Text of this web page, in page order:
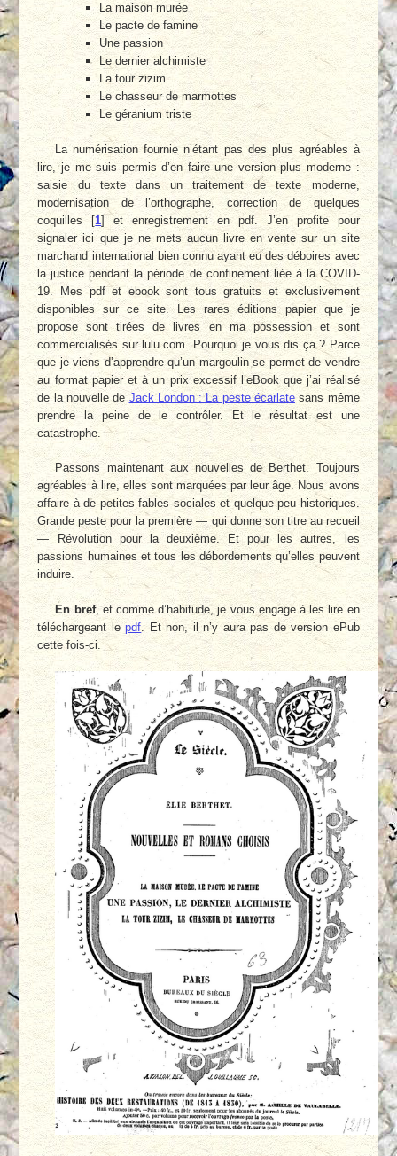
La maison murée
Le pacte de famine
Une passion
Le dernier alchimiste
La tour zizim
Le chasseur de marmottes
Le géranium triste
La numérisation fournie n’étant pas des plus agréables à
lire, je me suis permis d’en faire une version plus moderne :
saisie du texte dans un traitement de texte moderne,
modernisation de l’orthographe, correction de quelques
coquilles [1]
et enregistrement en pdf. J’en profite pour
signaler ici que je ne mets aucun livre en vente sur un site
marchand international bien connu ayant eu des déboires avec
la justice pendant la période de confinement liée à la COVID-
19. Mes pdf et ebook sont tous gratuits et exclusivement
disponibles sur ce site. Les rares éditions papier que je
propose sont tirées de livres en ma possession et sont
commercialisés sur lulu.com. Pourquoi je vous dis ça ? Parce
que je viens d’apprendre qu’un margoulin se permet de vendre
au format papier et à un prix excessif l’eBook que j’ai réalisé
de la nouvelle de Jack London : La peste écarlate sans même
prendre la peine de le contrôler. Et le résultat est une
catastrophe.
Passons maintenant aux nouvelles de Berthet. Toujours
agréables à lire, elles sont marquées par leur âge. Nous avons
affaire à de petites fables sociales et quelque peu historiques.
Grande peste pour la première — qui donne son titre au recueil
— Révolution pour la deuxième. Et pour les autres, les
passions humaines et tous les débordements qu’elles peuvent
induire.
En bref, et comme d’habitude, je vous engage à les lire en
téléchargeant lepdf . Et non, il n’y aura pas de version ePub
cette fois-ci.